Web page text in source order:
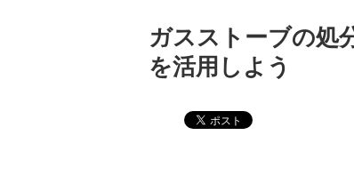
ガスストーブの処
を活用しよう